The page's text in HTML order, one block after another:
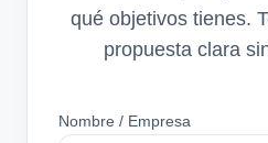
qué objetivos tienes.
propuesta clara
Nombre / Empresa